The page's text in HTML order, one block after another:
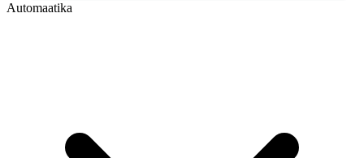
Automaatika